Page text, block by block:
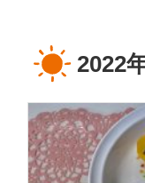
2022